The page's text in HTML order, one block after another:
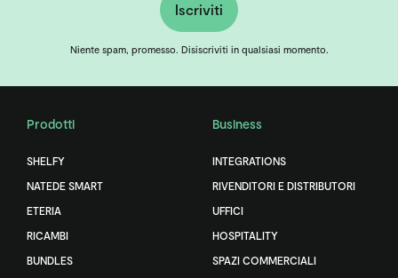
Iscriviti
Niente spam, promesso. Disiscriviti in qualsiasi momento.
Prodotti
SHELFY
NATEDE SMART
ETERIA
RICAMBI
BUNDLES
Business
INTEGRATIONS
RIVENDITORI E DISTRIBUTORI
UFFICI
HOSPITALITY
SPAZI COMMERCIALI